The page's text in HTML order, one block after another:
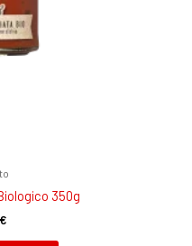
350g
€